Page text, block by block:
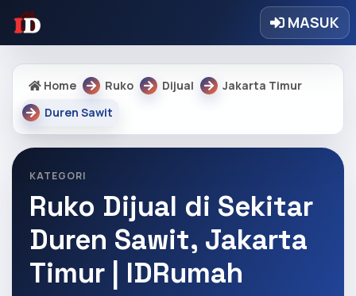
MASUK
Home Ruko Dijual
Jakarta Timur
Duren Sawit
KATEGORI
Ruko Dijual di Sekitar
Duren Sawit, Jakarta
Timur | IDRumah